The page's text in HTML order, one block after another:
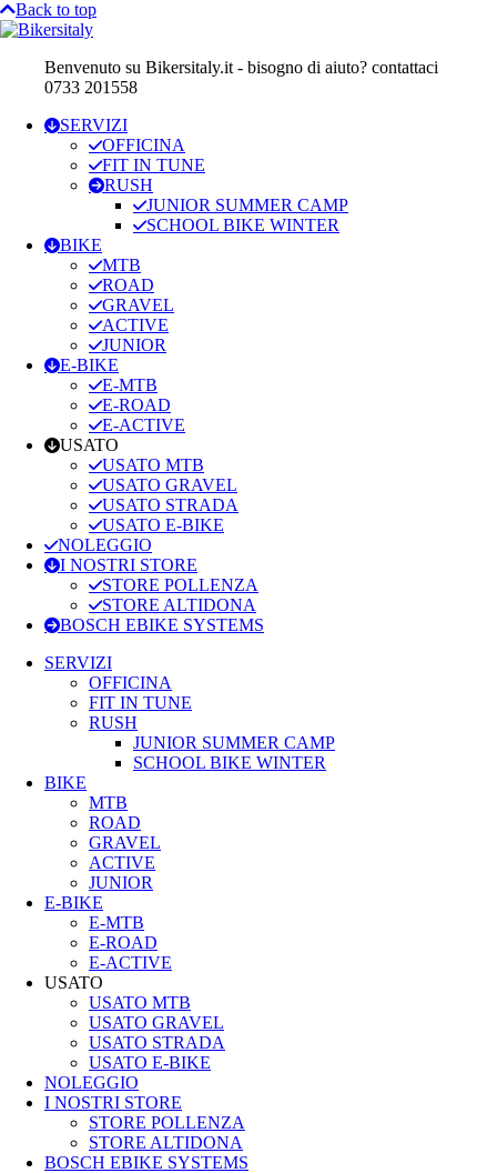
Back to top
Benvenuto su Bikersitaly.it - bisogno di aiuto? contattaci
0733 201558
SERVIZI
OFFICINA
FIT IN TUNE
RUSH
JUNIOR SUMMER CAMP
SCHOOL BIKE WINTER
BIKE
MTB
ROAD
GRAVEL
ACTIVE
JUNIOR
E-BIKE
E-MTB
E-ROAD
E-ACTIVE
USATO
USATO MTB
USATO GRAVEL
USATO STRADA
USATO E-BIKE
NOLEGGIO
I NOSTRI STORE
STORE POLLENZA
STORE ALTIDONA
BOSCH EBIKE SYSTEMS
SERVIZI
OFFICINA
FIT IN TUNE
RUSH
JUNIOR SUMMER CAMP
SCHOOL BIKE WINTER
BIKE
MTB
ROAD
GRAVEL
ACTIVE
JUNIOR
E-BIKE
E-MTB
E-ROAD
E-ACTIVE
USATO
USATO MTB
USATO GRAVEL
USATO STRADA
USATO E-BIKE
NOLEGGIO
I NOSTRI STORE
STORE POLLENZA
STORE ALTIDONA
BOSCH EBIKE SYSTEMS